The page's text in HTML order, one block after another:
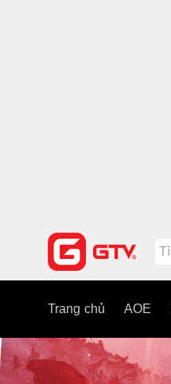
Trang chủ AOE